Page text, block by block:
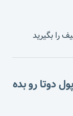
را بگیرید
دوتا رو بده